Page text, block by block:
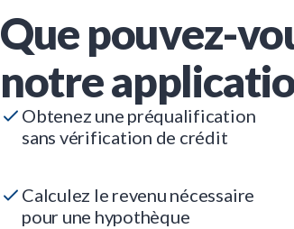
Que pouvez-
notre
Obtenez une préqualification
sans vérification de crédit
Calculez le revenu nécessaire
pour une hypothèque